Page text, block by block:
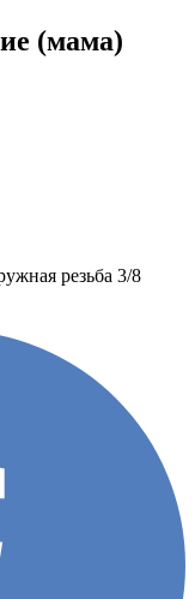
(мама)
резьба 3/8